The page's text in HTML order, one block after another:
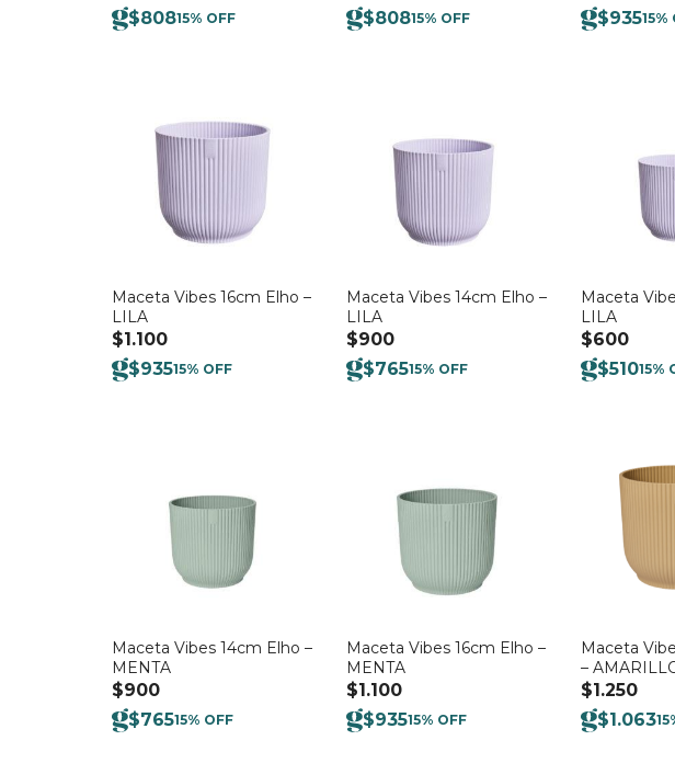
$80815% OFF
$80815% OFF
$93515%
Maceta Vibes 16cm Elho –
LILA
$1.100
$93515% OFF
Maceta Vibes 14cm Elho –
LILA
$900
$76515% OFF
Maceta
LILA
$600
$51015%
Maceta Vibes 14cm Elho –
MENTA
$900
$76515% OFF
Maceta Vibes 16cm Elho –
MENTA
$1.100
$93515% OFF
Maceta
–
$1.250
$1.063